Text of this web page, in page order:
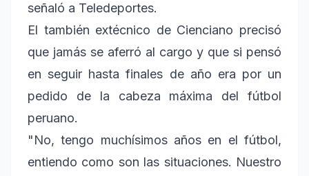
señaló a Teledeportes.
El también extécnico de Cienciano precisó
que jamás se aferró al cargo y que si pensó
en seguir hasta finales de año era por un
pedido de la cabeza máxima del fútbol
peruano.
"No, tengo muchísimos años en el fútbol,
entiendo como son las situaciones. Nuestro